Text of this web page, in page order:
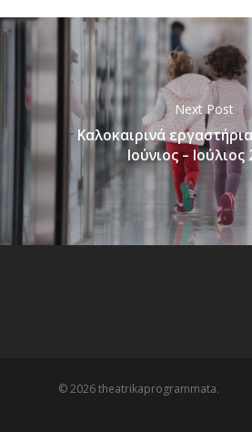
Next Post
Καλοκαιρινά
Ιούνιος – Ιούλιος
© 2026 theatrikaprogrammata.